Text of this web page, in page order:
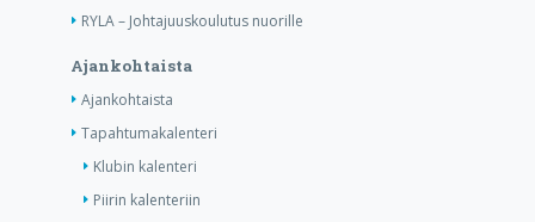
RYLA – Johtajuuskoulutus nuorille
Ajankohtaista
Ajankohtaista
Tapahtumakalenteri
Klubin kalenteri
Piirin kalenteriin